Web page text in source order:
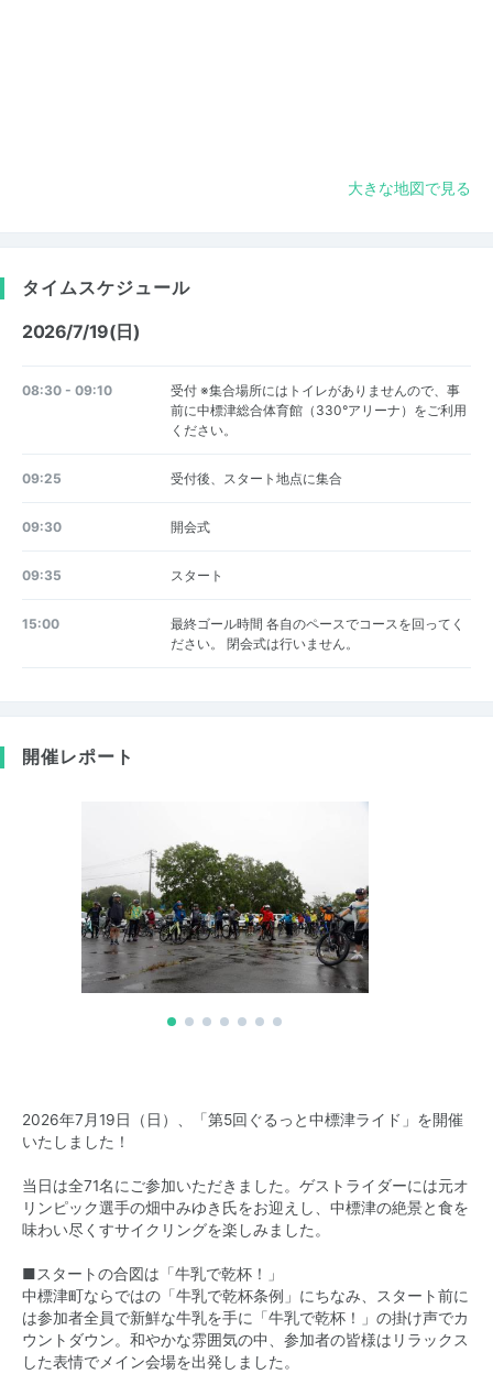
大きな地図で見る
タイムスケジュール
2026/7/19(日)
08:30 - 09:10
受付 ※集合場所にはトイレがありませんので、事
前に中標津総合体育館（330°アリーナ）をご利用
ください。
09:25 受付後、スタート地点に集合
09:30 開会式
09:35 スタート
15:00
最終ゴール時間 各自のペースでコースを回ってく
ださい。 閉会式は行いません。
開催レポート
2026年7月19日（日）、「第5回ぐるっと中標津ライド」を開催
いたしました！
当日は全71名にご参加いただきました。ゲストライダーには元オ
リンピック選手の畑中みゆき氏をお迎えし、中標津の絶景と食を
味わい尽くすサイクリングを楽しみました。
■スタートの合図は「牛乳で乾杯！」
中標津町ならではの「牛乳で乾杯条例」にちなみ、スタート前に
は参加者全員で新鮮な牛乳を手に「牛乳で乾杯！」の掛け声でカ
ウントダウン。和やかな雰囲気の中、参加者の皆様はリラックス
した表情でメイン会場を出発しました。